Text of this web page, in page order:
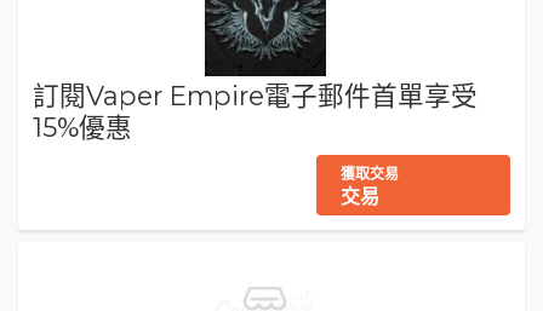
訂閱Vaper Empire電子郵件首單享受
15%優惠
獲取交易
交易